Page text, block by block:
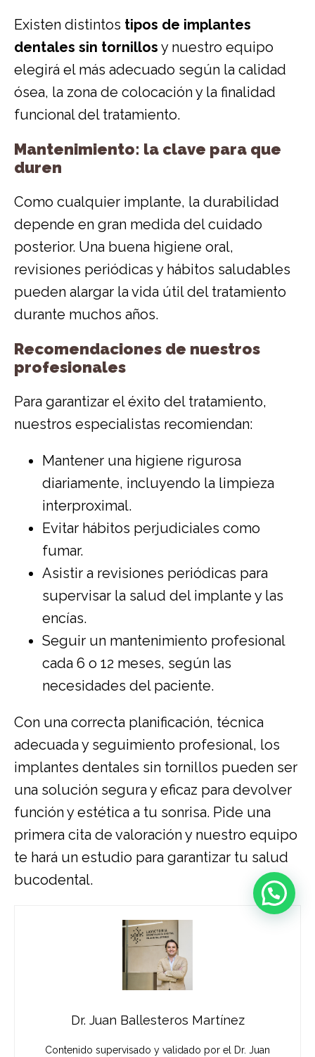
Existen distintos tipos de implantes
dentales sin tornillos y nuestro equipo
elegirá el más adecuado según la calidad
ósea, la zona de colocación y la finalidad
funcional del tratamiento.
Mantenimiento: la clave para que
duren
Como cualquier implante, la durabilidad
depende en gran medida del cuidado
posterior. Una buena higiene oral,
revisiones periódicas y hábitos saludables
pueden alargar la vida útil del tratamiento
durante muchos años.
Recomendaciones de nuestros
profesionales
Para garantizar el éxito del tratamiento,
nuestros especialistas recomiendan:
Mantener una higiene rigurosa
diariamente, incluyendo la limpieza
interproximal.
Evitar hábitos perjudiciales como
fumar.
Asistir a revisiones periódicas para
supervisar la salud del implante y las
encías.
Seguir un mantenimiento profesional
cada 6 o 12 meses, según las
necesidades del paciente.
Con una correcta planificación, técnica
adecuada y seguimiento profesional, los
implantes dentales sin tornillos pueden ser
una solución segura y eficaz para devolver
función y estética a tu sonrisa. Pide una
primera cita de valoración y nuestro equipo
te hará un estudio para garantizar tu salud
bucodental.
Dr. Juan Ballesteros Martínez
Contenido supervisado y validado por el Dr. Juan